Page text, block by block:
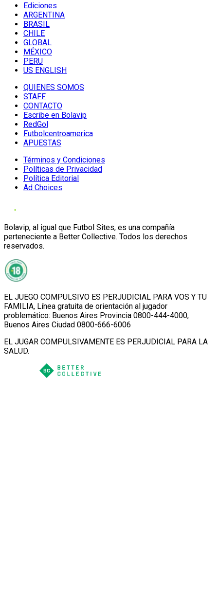
Ediciones
ARGENTINA
BRASIL
CHILE
GLOBAL
MÉXICO
PERU
US ENGLISH
QUIENES SOMOS
STAFF
CONTACTO
Escribe en Bolavip
RedGol
Futbolcentroamerica
APUESTAS
Términos y Condiciones
Políticas de Privacidad
Política Editorial
Ad Choices
Bolavip, al igual que Futbol Sites, es una compañía
perteneciente a Better Collective. Todos los derechos
reservados.
EL JUEGO COMPULSIVO ES PERJUDICIAL PARA VOS Y TU
FAMILIA, Línea gratuita de orientación al jugador
problemático: Buenos Aires Provincia 0800-444-4000,
Buenos Aires Ciudad 0800-666-6006
EL JUGAR COMPULSIVAMENTE ES PERJUDICIAL PARA LA
SALUD.